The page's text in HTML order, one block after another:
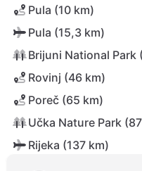
Pula (10 km)
Pula (15,3 km)
Brijuni National Park
Rovinj (46 km)
Poreč (65 km)
Učka Nature Park
Rijeka (137 km)